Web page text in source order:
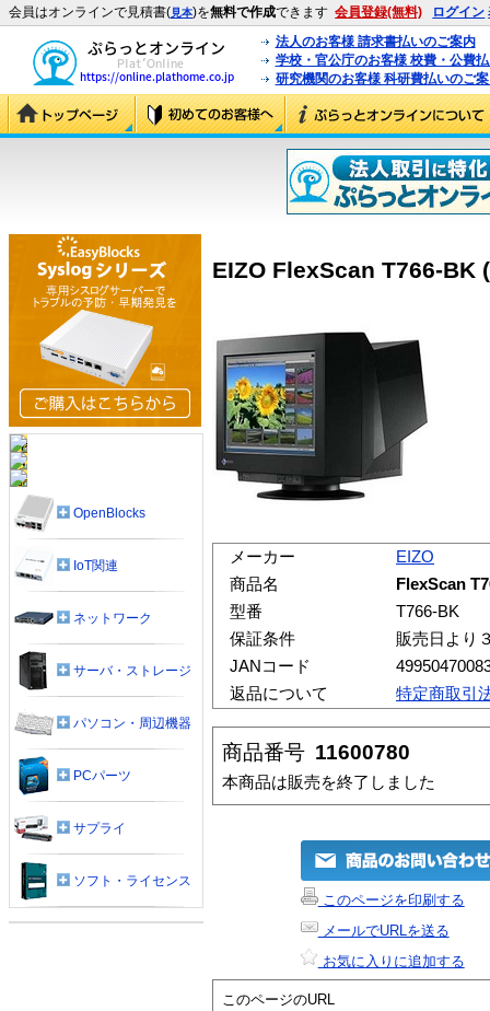
会員はオンラインで見積書(見本)を無料で作成できます 会員登録(無料) ログイン
法人のお客様 請求書払いのご案内
学校・官公庁のお客様 校費・公費
研究機関のお客様 科研費払いのご
EIZO FlexScan T766-BK
メーカー
EIZO
商品名
FlexScan
型番
T766-BK
保証条件
販売日より
JANコード
返品について
特定商取引
商品番号 11600780
本商品は販売を終了しました
このページを印刷する
メールでURLを送る
お気に入りに追加する
このページのURL
OpenBlocks
IoT関連
ネットワーク
サーバ・ストレージ
パソコン・周辺機器
PCパーツ
サプライ
ソフト・ライセンス